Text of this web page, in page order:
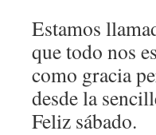
Estamos
que todo nos
como gracia
desde la
Feliz sábado.